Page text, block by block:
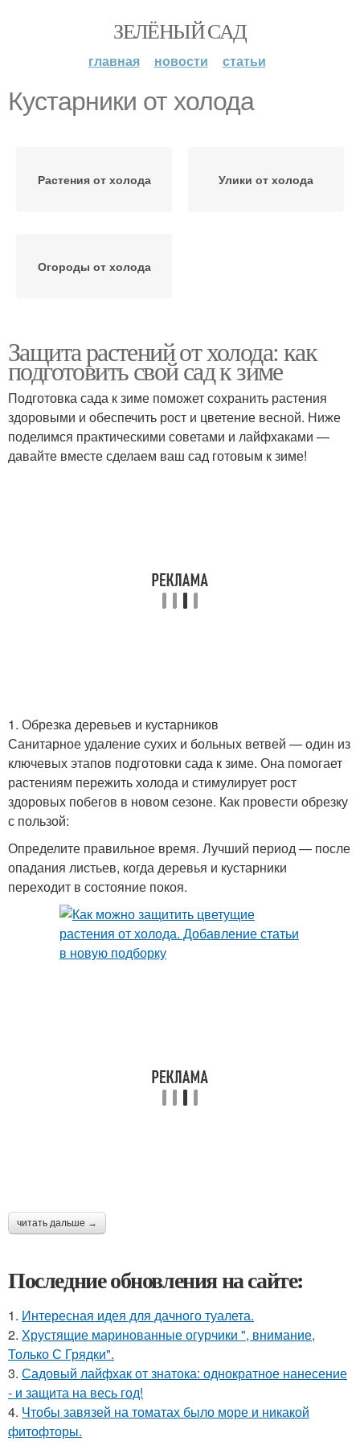
ЗЕЛЁНЫЙ САД
главная новости статьи
Кустарники от холода
Растения от холода Улики от холода
Огороды от холода
Защита растений от холода: как
подготовить свой сад к зиме
Подготовка сада к зиме поможет сохранить растения
здоровыми и обеспечить рост и цветение весной. Ниже
поделимся практическими советами и лайфхаками —
давайте вместе сделаем ваш сад готовым к зиме!
1. Обрезка деревьев и кустарников
Санитарное удаление сухих и больных ветвей — один из
ключевых этапов подготовки сада к зиме. Она помогает
растениям пережить холода и стимулирует рост
здоровых побегов в новом сезоне. Как провести обрезку
с пользой:
Определите правильное время. Лучший период — после
опадания листьев, когда деревья и кустарники
переходит в состояние покоя.
читать дальше →
Последние обновления на сайте:
1. Интересная идея для дачного туалета.
2. Хрустящие маринованные огурчики ", внимание,
Только С Грядки".
3. Садовый лайфхак от знатока: однократное нанесение
- и защита на весь год!
4. Чтобы завязей на томатах было море и никакой
фитофторы.